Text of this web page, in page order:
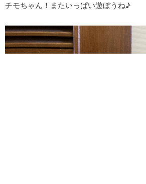
チモちゃん！またいっぱい遊ぼうね♪